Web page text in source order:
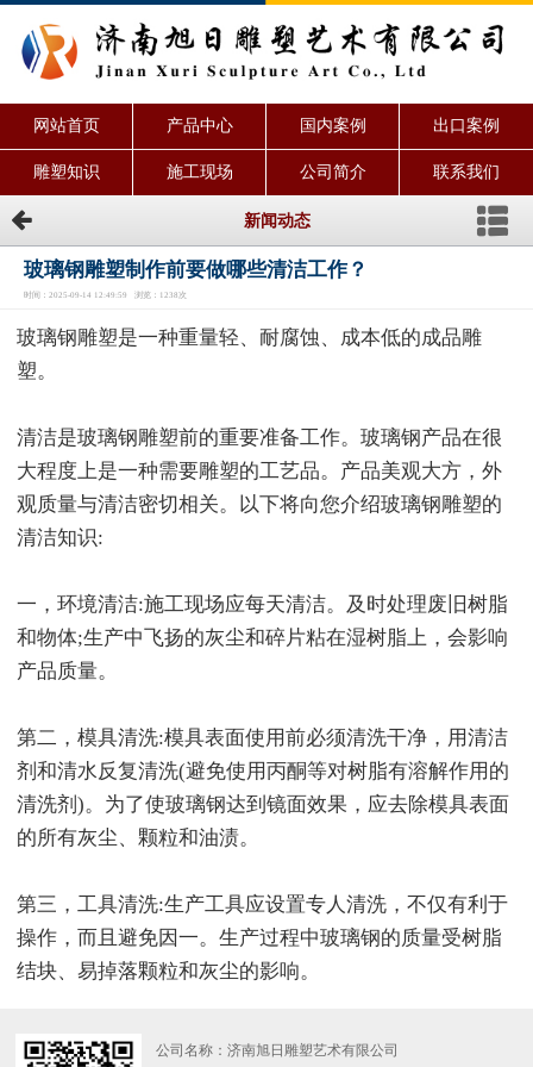
网站首页 产品中心 国内案例 出口案例
雕塑知识 施工现场 公司简介 联系我们
新闻动态
玻璃钢雕塑制作前要做哪些清洁工作？
时间：2025-09-14 12:49:59 浏览：1238次
玻璃钢雕塑是一种重量轻、耐腐蚀、成本低的成品雕
塑。
清洁是玻璃钢雕塑前的重要准备工作。玻璃钢产品在很
大程度上是一种需要雕塑的工艺品。产品美观大方，外
观质量与清洁密切相关。以下将向您介绍玻璃钢雕塑的
清洁知识:
一，环境清洁:施工现场应每天清洁。及时处理废旧树脂
和物体;生产中飞扬的灰尘和碎片粘在湿树脂上，会影响
产品质量。
第二，模具清洗:模具表面使用前必须清洗干净，用清洁
剂和清水反复清洗(避免使用丙酮等对树脂有溶解作用的
清洗剂)。为了使玻璃钢达到镜面效果，应去除模具表面
的所有灰尘、颗粒和油渍。
第三，工具清洗:生产工具应设置专人清洗，不仅有利于
操作，而且避免因一。生产过程中玻璃钢的质量受树脂
结块、易掉落颗粒和灰尘的影响。
公司名称：济南旭日雕塑艺术有限公司